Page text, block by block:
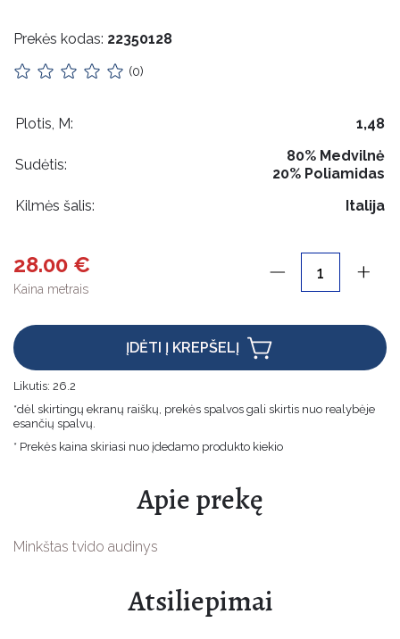
Apykaklės
Lietuviška atributika
Maišeliai, dėžutės, įpakavimai
Velykinės prekės
Jūsų šventėms
Vaikams
Prekės kodas: 22350128
(0)
Plotis, M: 1,48
Sudėtis:
80% Medvilnė
20% Poliamidas
Kilmės šalis:
Italija
28.00 €
Kaina metrais
ĮDĖTI Į KREPŠELĮ
Likutis: 26.2
*dėl skirtingų ekranų raiškų, prekės spalvos gali skirtis nuo realybėje
esančių spalvų.
* Prekės kaina skiriasi nuo įdedamo produkto kiekio
Apie prekę
Minkštas tvido audinys
Atsiliepimai